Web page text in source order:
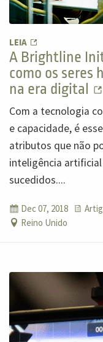
LEIA
A Brightline
como os seres
na era digital
Com a tecnologia
e capacidade, é
atributos que não
inteligência
sucedidos....
Dec 07, 2018
Reino Unido